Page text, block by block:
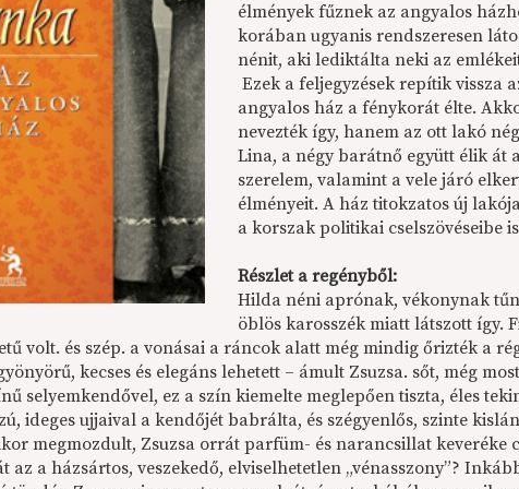
élmények fűznek az angyalos
korában ugyanis rendszeresen
nénit, aki lediktálta neki az
Ezek a feljegyzések repítik vissza
angyalos ház a fénykorát élte.
nevezték így, hanem az ott lakó
Lina, a négy barátnő együtt élik át
szerelem, valamint a vele járó
élményeit. A ház titokzatos új
a korszak politikai cselszövéseibe
Részlet a regényből:
Hilda néni aprónak, vékonynak
öblös karosszék miatt látszott így.
volt. és szép. a vonásai a ráncok alatt még mindig őrizték a
kecses és elegáns lehetett – ámult Zsuzsa. sőt, még
selyemkendővel, ez a szín kiemelte meglepően tiszta, éles
ideges ujjaival a kendőjét babrálta, és szégyenlős, szinte
megmozdult, Zsuzsa orrát parfüm- és narancsillat keveréke
az a házsártos, veszekedő, elviselhetetlen „vénasszony”?